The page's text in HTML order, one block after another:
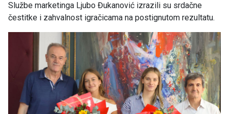
Službe marketinga Ljubo Đukanović izrazili su srdačne
čestitke i zahvalnost igračicama na postignutom rezultatu.